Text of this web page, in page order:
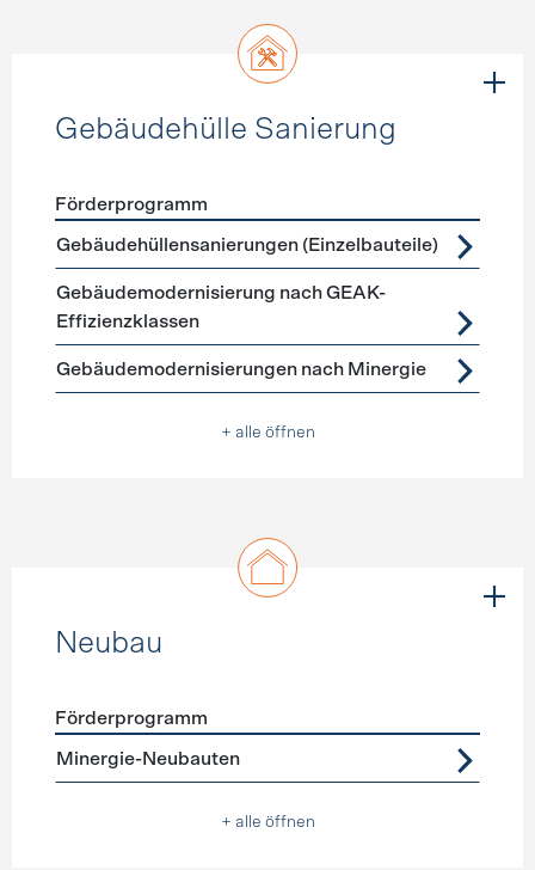
Gebäudehülle Sanierung
Förderprogramme Gebäudehülle Sanierung
Förderprogramm
Gebäudehüllensanierungen (Einzelbauteile)
Gebäudemodernisierung nach GEAK-
Effizienzklassen
Gebäudemodernisierungen nach Minergie
+ alle öffnen
Neubau
Förderprogramme
Förderprogramm
Minergie-Neubauten
+ alle öffnen